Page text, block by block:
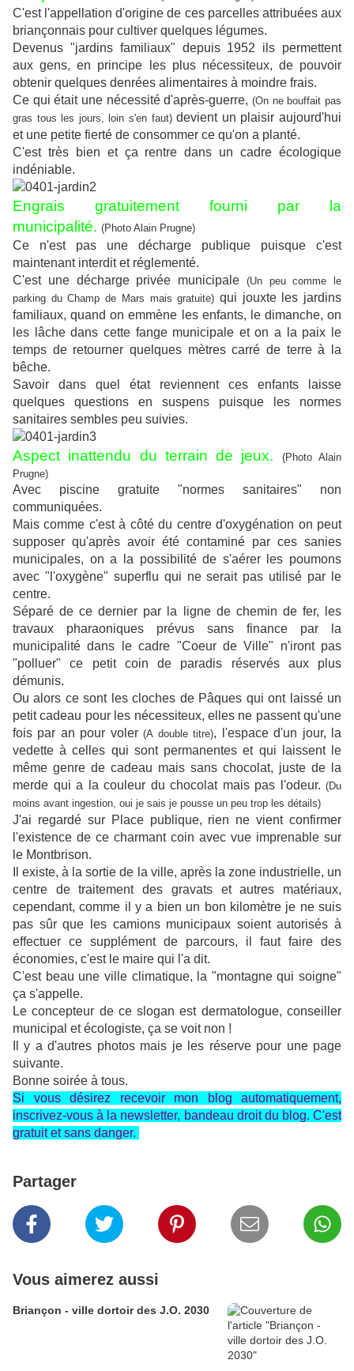
C'est l'appellation d'origine de ces parcelles attribuées aux
briançonnais pour cultiver quelques légumes.
Devenus "jardins familiaux" depuis 1952 ils permettent
aux gens, en principe les plus nécessiteux, de pouvoir
obtenir quelques denrées alimentaires à moindre frais.
Ce qui était une nécessité d'après-guerre, (On ne bouffait pas
gras tous les jours, loin s'en faut)devient un plaisir aujourd'hui
et une petite fierté de consommer ce qu'on a planté.
C'est très bien et ça rentre dans un cadre écologique
indéniable.
Engrais gratuitement fourni par la
municipalité. (Photo Alain Prugne)
Ce n'est pas une décharge publique puisque c'est
maintenant interdit et réglementé.
C'est une décharge privée municipale (Un peu comme le
parking du Champ de Mars mais gratuite) qui jouxte les jardins
familiaux, quand on emmène les enfants, le dimanche, on
les lâche dans cette fange municipale et on a la paix le
temps de retourner quelques mètres carré de terre à la
bêche.
Savoir dans quel état reviennent ces enfants laisse
quelques questions en suspens puisque les normes
sanitaires sembles peu suivies.
Aspect inattendu du terrain de jeux.
(Photo Alain
Prugne)
Avec piscine gratuite "normes sanitaires" non
communiquées.
Mais comme c'est à côté du centre d'oxygénation on peut
supposer qu'après avoir été contaminé par ces sanies
municipales, on a la possibilité de s'aérer les poumons
avec "l'oxygène" superflu qui ne serait pas utilisé par le
centre.
Séparé de ce dernier par la ligne de chemin de fer, les
travaux pharaoniques prévus sans finance par la
municipalité dans le cadre "Coeur de Ville" n'iront pas
"polluer" ce petit coin de paradis réservés aux plus
démunis.
Ou alors ce sont les cloches de Pâques qui ont laissé un
petit cadeau pour les nécessiteux, elles ne passent qu'une
fois par an pour voler(A double titre), l'espace d'un jour, la
vedette à celles qui sont permanentes et qui laissent le
même genre de cadeau mais sans chocolat, juste de la
merde qui a la couleur du chocolat mais pas l'odeur. (Du
moins avant ingestion, oui je sais je pousse un peu trop les détails)
J'ai regardé sur Place publique, rien ne vient confirmer
l'existence de ce charmant coin avec vue imprenable sur
le Montbrison.
Il existe, à la sortie de la ville, après la zone industrielle, un
centre de traitement des gravats et autres matériaux,
cependant, comme il y a bien un bon kilomètre je ne suis
pas sûr que les camions municipaux soient autorisés à
effectuer ce supplément de parcours, il faut faire des
économies, c'est le maire qui l'a dit.
C'est beau une ville climatique, la "montagne qui soigne"
ça s'appelle.
Le concepteur de ce slogan est dermatologue, conseiller
municipal et écologiste, ça se voit non !
Il y a d'autres photos mais je les réserve pour une page
suivante.
Bonne soirée à tous.
Si vous désirez recevoir mon blog automatiquement,
inscrivez-vous à la newsletter, bandeau droit du blog. C'est
gratuit et sans danger.
Partager
Vous aimerez aussi
Briançon - ville dortoir des J.O. 2030